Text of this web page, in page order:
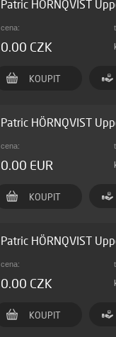
Patric HÖRNQVIST
cena:
0.00 CZK
KOUPIT
Patric HÖRNQVIST
cena:
0.00 EUR
KOUPIT
Patric HÖRNQVIST
cena:
0.00 CZK
KOUPIT